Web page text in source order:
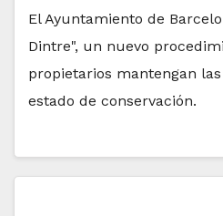
El Ayuntamiento de
Dintre", un nuevo
propietarios mantengan
estado de conservación.